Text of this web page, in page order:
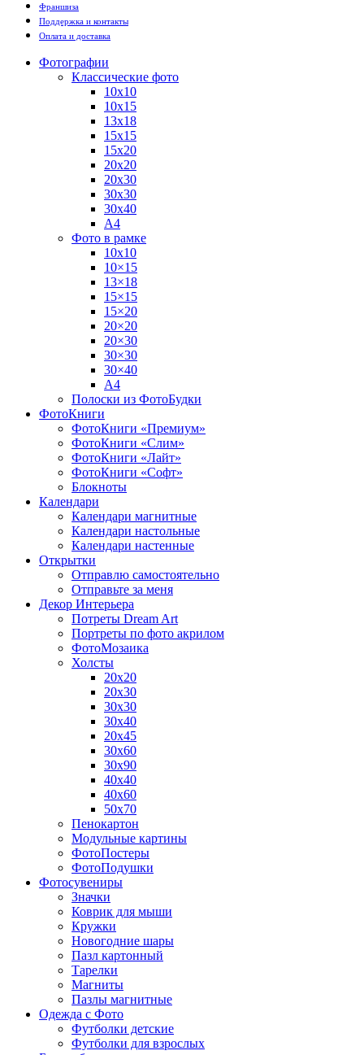
Франшиза
Поддержка и контакты
Оплата и доставка
Фотографии
Классические фото
10х10
10х15
13х18
15х15
15х20
20х20
20х30
30х30
30х40
А4
Фото в рамке
10х10
10×15
13×18
15×15
15×20
20×20
20×30
30×30
30×40
A4
Полоски из ФотоБудки
ФотоКниги
ФотоКниги «Премиум»
ФотоКниги «Слим»
ФотоКниги «Лайт»
ФотоКниги «Софт»
Блокноты
Календари
Календари магнитные
Календари настольные
Календари настенные
Открытки
Отправлю самостоятельно
Отправьте за меня
Декор Интерьера
Потреты Dream Art
Портреты по фото акрилом
ФотоМозаика
Холсты
20х20
20х30
30х30
30х40
20х45
30х60
30х90
40х40
40х60
50х70
Пенокартон
Модульные картины
ФотоПостеры
ФотоПодушки
Фотоcувениры
Значки
Коврик для мыши
Кружки
Новогодние шары
Пазл картонный
Тарелки
Магниты
Пазлы магнитные
Одежда с Фото
Футболки детские
Футболки для взрослых